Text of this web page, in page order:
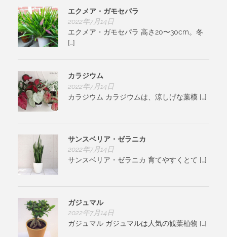
エクメア・ガモセパラ
2022年7月14日
エクメア・ガモセパラ 高さ20〜30cm。冬
[…]
カラジウム
2022年7月14日
カラジウム カラジウムは、涼しげな葉模 […]
サンスベリア・ゼラニカ
2022年7月14日
サンスベリア・ゼラニカ 育てやすくとて […]
ガジュマル
2022年7月14日
ガジュマル ガジュマルは人気の観葉植物 […]